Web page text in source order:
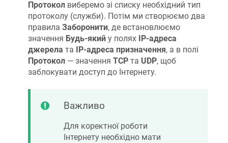
Протокол виберемо зі списку необхідний тип
протоколу (служби). Потім ми створюємо два
правила Заборонити, де встановлюємо
значення Будь-який у полях IP-адреса
джерела та IP-адреса призначення, а в полі
Протокол — значення TCP та UDP, щоб
заблокувати доступ до Інтернету.
Важливо
Для коректної роботи
Інтернету необхідно мати